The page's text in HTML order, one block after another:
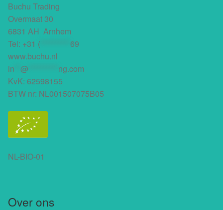
Buchu Trading
Overmaat 30
6831 AH Arnhem
Tel: +31 (
69
www.buchu.nl
in @
ng.com
KvK: 62598155
BTW nr: NL001507075B05
NL-BIO-01
Over ons